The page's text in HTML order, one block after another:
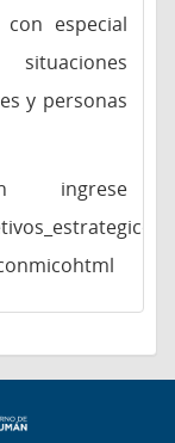
especial
y personas
ingrese